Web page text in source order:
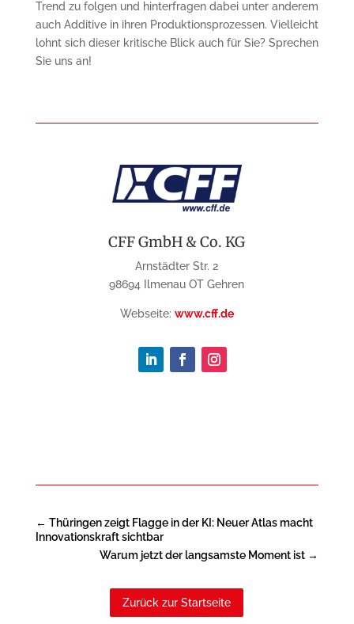
Trend zu folgen und hinterfragen dabei unter anderem
auch Additive in ihren Produktionsprozessen. Vielleicht
lohnt sich dieser kritische Blick auch für Sie? Sprechen
Sie uns an!
CFF GmbH & Co. KG
Arnstädter Str. 2
98694 Ilmenau OT Gehren
Webseite: www.cff.de
← Thüringen zeigt Flagge in der KI: Neuer Atlas macht
Innovationskraft sichtbar
Warum jetzt der langsamste Moment ist →
Zurück zur Startseite